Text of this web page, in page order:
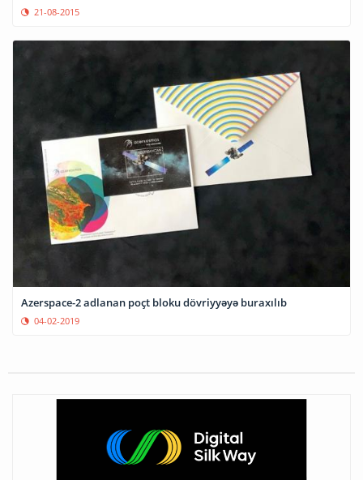
21-08-2015
Azerspace-2 adlanan poçt bloku dövriyyəyə buraxılıb
04-02-2019